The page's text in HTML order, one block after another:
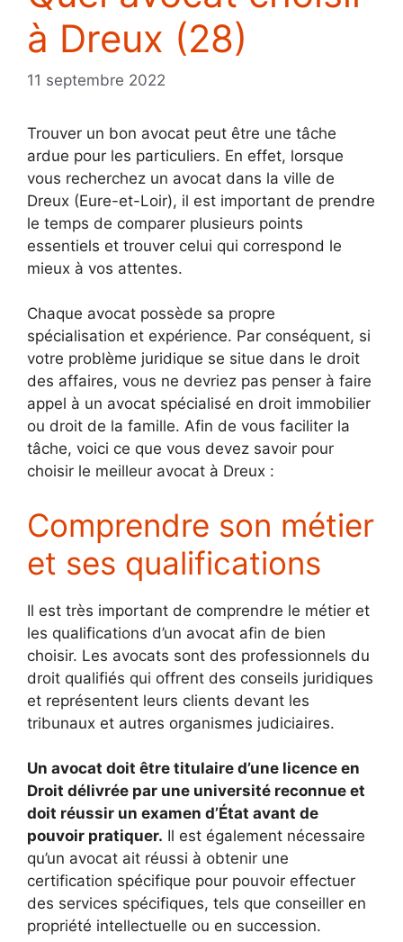
à Dreux (28)
11 septembre 2022
Trouver un bon avocat peut être une tâche
ardue pour les particuliers. En effet, lorsque
vous recherchez un avocat dans la ville de
Dreux (Eure-et-Loir), il est important de prendre
le temps de comparer plusieurs points
essentiels et trouver celui qui correspond le
mieux à vos attentes.
Chaque avocat possède sa propre
spécialisation et expérience. Par conséquent, si
votre problème juridique se situe dans le droit
des affaires, vous ne devriez pas penser à faire
appel à un avocat spécialisé en droit immobilier
ou droit de la famille. Afin de vous faciliter la
tâche, voici ce que vous devez savoir pour
choisir le meilleur avocat à Dreux :
Comprendre son métier
et ses qualifications
Il est très important de comprendre le métier et
les qualifications d’un avocat afin de bien
choisir. Les avocats sont des professionnels du
droit qualifiés qui offrent des conseils juridiques
et représentent leurs clients devant les
tribunaux et autres organismes judiciaires.
Un avocat doit être titulaire d’une licence en
Droit délivrée par une université reconnue et
doit réussir un examen d’État avant de
pouvoir pratiquer. Il est également nécessaire
qu’un avocat ait réussi à obtenir une
certification spécifique pour pouvoir effectuer
des services spécifiques, tels que conseiller en
propriété intellectuelle ou en succession.